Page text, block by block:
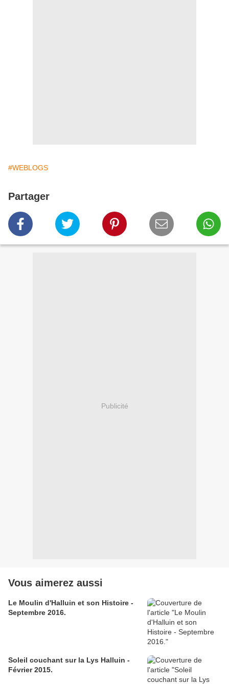
#WEBLOGS
Partager
Publicité
Vous aimerez aussi
Le Moulin d'Halluin et son Histoire -
Septembre 2016.
Soleil couchant sur la Lys Halluin -
Février 2015.